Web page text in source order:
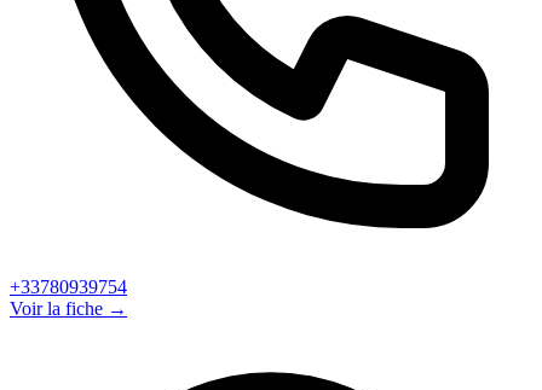
+33780939754
Voir la fiche →